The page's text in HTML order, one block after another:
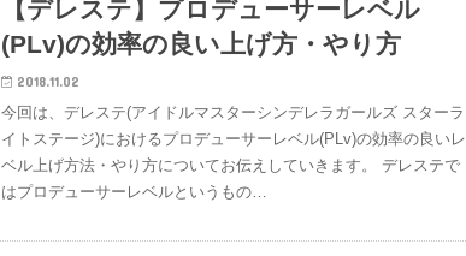
【デレステ】プロデューサーレベル
(PLv)の効率の良い上げ方・やり方
2018.11.02
今回は、デレステ(アイドルマスターシンデレラガールズ スターラ
イトステージ)におけるプロデューサーレベル(PLv)の効率の良いレ
ベル上げ方法・やり方についてお伝えしていきます。 デレステで
はプロデューサーレベルというもの…